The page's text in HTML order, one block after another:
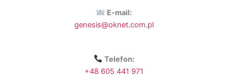
E-mail:
genesis@oknet.com.pl
Telefon:
+48 605 441 971